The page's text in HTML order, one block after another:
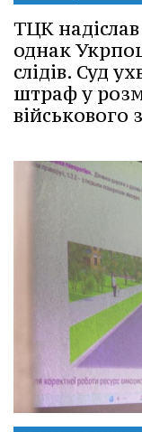
ТЦК
однак
слідів. Суд
штраф у
військового